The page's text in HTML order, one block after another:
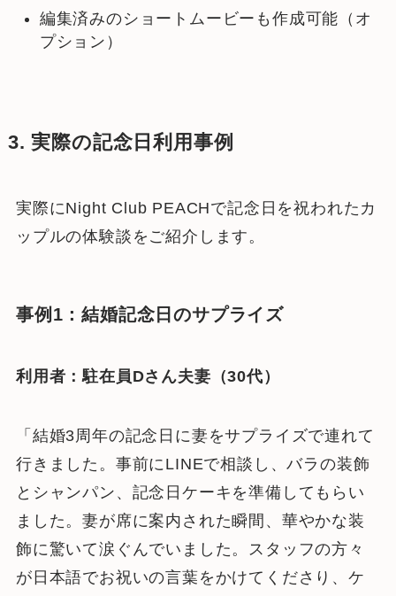
編集済みのショートムービーも作成可能（オ
プション）
3. 実際の記念日利用事例
実際にNight Club PEACHで記念日を祝われたカ
ップルの体験談をご紹介します。
事例1：結婚記念日のサプライズ
利用者：駐在員Dさん夫妻（30代）
「結婚3周年の記念日に妻をサプライズで連れて
行きました。事前にLINEで相談し、バラの装飾
とシャンパン、記念日ケーキを準備してもらい
ました。妻が席に案内された瞬間、華やかな装
飾に驚いて涙ぐんでいました。スタッフの方々
が日本語でお祝いの言葉をかけてくださり、ケ